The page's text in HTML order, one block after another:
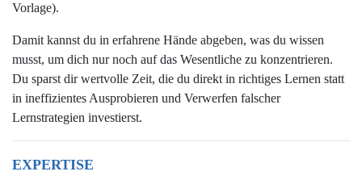
Vorlage).
Damit kannst du in erfahrene Hände abgeben, was du wissen
musst, um dich nur noch auf das Wesentliche zu konzentrieren.
Du sparst dir wertvolle Zeit, die du direkt in richtiges Lernen statt
in ineffizientes Ausprobieren und Verwerfen falscher
Lernstrategien investierst.
EXPERTISE